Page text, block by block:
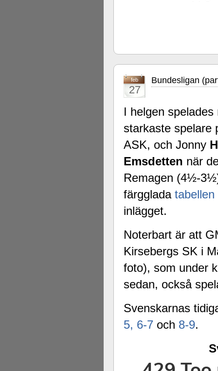
feb
27
Bundesligan
I helgen
starkaste spelare
ASK, och Jonny
Emsdetten när
Remagen (4½-
färgglada tabellen
inlägget.
Noterbart är att
Kirsebergs SK i
foto), som under
sedan, också
Svenskarnas
5, 6-7 och 8-9.